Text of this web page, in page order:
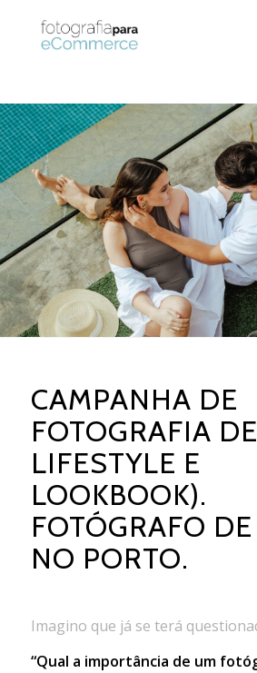
CAMPANHA DE
FOTOGRAFIA
LIFESTYLE E
LOOKBOOK).
FOTÓGRAFO
NO PORTO.
Imagino que já se terá
“Qual a importância de um